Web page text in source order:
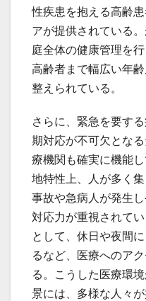
性疾患を抱える高齢
アが提供されている
庭全体の健康管理を
高齢者まで幅広い年
整えられている。
さらに、緊急を要す
期対応が不可欠とな
療機関も確実に機能
地特性上、人が多く
事故や急病人が発生
対応力が重視されて
として、休日や夜間
るなど、医療へのア
る。こうした医療環
景には、多様な人々